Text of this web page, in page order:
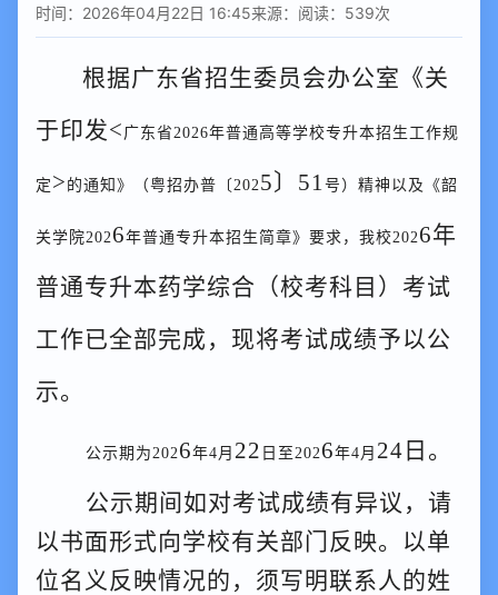
时间：2026年04月22日 16:45来源： 阅读： 539次
根据广东省招生委员会办公室 《关
于印发< 广东省 2026年普通高等学校专升本招生工作规
定 > 的通知》（粤招办普〔202 5〕 51 号）精神以及《韶
关学院202 6年普通专升本招生简章》要求，我校202 6年
普通专升本药学综合（校考科目）考试
工作已全部完成，现将考试成绩予以公
示。
公示期为 202 6年4月 22 日至 202 6年4月 24 日。
公示期间如对考试成绩有异议，请
以书面形式向学校有关部门反映。以单
位名义反映情况的，须写明联系人的姓